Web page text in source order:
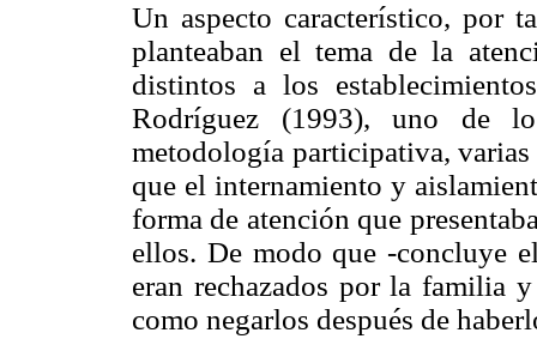
Un aspecto característico, por
planteaban el tema de la
distintos a los
Rodríguez (1993), uno de
metodología participativa,
que el internamiento y
forma de atención que
ellos. De modo que -concluye
eran rechazados por la familia
como negarlos después de